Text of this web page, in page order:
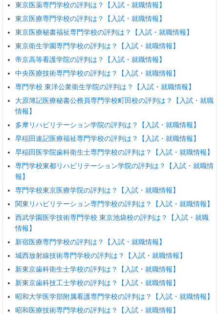
東京医薬専門学校の評判は？【入試・就職情報】
東京医療専門学校の評判は？【入試・就職情報】
東京医療秘書福祉専門学校の評判は？【入試・就職情報】
東京衛生学園専門学校の評判は？【入試・就職情報】
帝京高等看護学院の評判は？【入試・就職情報】
中央医療技術専門学校の評判は？【入試・就職情報】
専門学校 東洋公衆衛生学院の評判は？【入試・就職情報】
大原簿記医療秘書公務員専門学校町田校の評判は？【入試・就職
情報】
多摩リハビリテーション学院の評判は？【入試・就職情報】
早稲田速記医療福祉専門学校の評判は？【入試・就職情報】
早稲田医学院歯科衛生士専門学校の評判は？【入試・就職情報】
専門学校東都リハビリテーション学院の評判は？【入試・就職情
報】
専門学校東京医療学院の評判は？【入試・就職情報】
関東リハビリテーション専門学校の評判は？【入試・就職情報】
西武学園医学技術専門学校 東京池袋校の評判は？【入試・就職
情報】
新宿医療専門学校の評判は？【入試・就職情報】
城西放射線技術専門学校の評判は？【入試・就職情報】
新東京歯科衛生士学校の評判は？【入試・就職情報】
新東京歯科技工士学校の評判は？【入試・就職情報】
昭和大学医学部附属看護専門学校の評判は？【入試・就職情報】
昭和医療技術専門学校の評判は？【入試・就職情報】